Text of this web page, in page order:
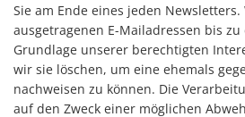
Sie am Ende eines jeden
ausgetragenen E-Mailadressen bis
Grundlage unserer berechtigten
wir sie löschen, um eine ehemals
nachweisen zu können. Die
auf den Zweck einer möglichen